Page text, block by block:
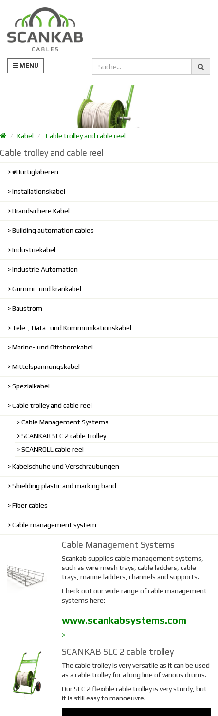
MENU
Kabel Cable trolley and cable reel
Cable trolley and cable reel
#Hurtigløberen
Installationskabel
Brandsichere Kabel
Building automation cables
Industriekabel
Industrie Automation
Gummi- und krankabel
Baustrom
Tele-, Data- und Kommunikationskabel
Marine- und Offshorekabel
Mittelspannungskabel
Spezialkabel
Cable trolley and cable reel
Cable Management Systems
SCANKAB SLC 2 cable trolley
SCANROLL cable reel
Kabelschuhe und Verschraubungen
Shielding plastic and marking band
Fiber cables
Cable management system
Cable Management Systems
Scankab supplies cable management systems,
such as wire mesh trays, cable ladders, cable
trays, marine ladders, channels and supports.
Check out our wide range of cable management
systems here:
www.scankabsystems.com
>
SCANKAB SLC 2 cable trolley
The cable trolley is very versatile as it can be used
as a cable trolley for a long line of various drums.
Our SLC 2 flexible cable trolley is very sturdy, but
it is still easy to manoeuvre.